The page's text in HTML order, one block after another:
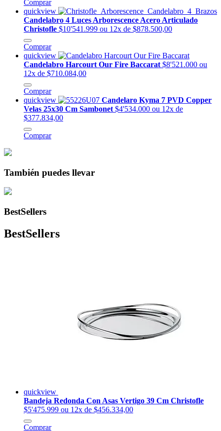
Comprar
quickview
Candelabro 4 Luces Arborescence Acero Articulado
Christofle $10'541.999 ou 12x de $878.500,00
Comprar
quickview
Candelabro Harcourt Our Fire Baccarat $8'521.000 ou
12x de $710.084,00
Comprar
quickview
Candelaro Kyma 7 PVD Copper
Velas 25x30 Cm Sambonet $4'534.000 ou 12x de
$377.834,00
Comprar
También puedes llevar
BestSellers
BestSellers
quickview
Bandeja Redonda Con Asas Vertigo 39 Cm Christofle
$5'475.999 ou 12x de $456.334,00
Comprar